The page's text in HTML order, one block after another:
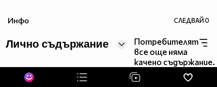
Инфо СЛЕДВАЙ0
Лично съдържание
Потребителят
все още няма
качено съдържание.